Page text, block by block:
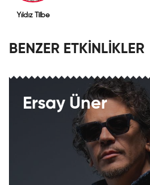
Yıldız Tilbe
BENZER ETKİNLİKLER
Ersay Üner